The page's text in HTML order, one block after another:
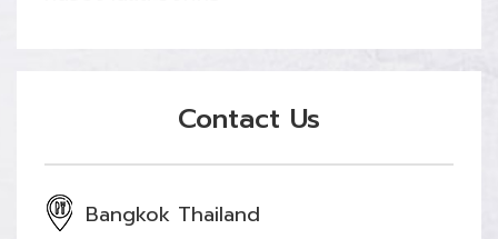
Contact Us
Bangkok Thailand